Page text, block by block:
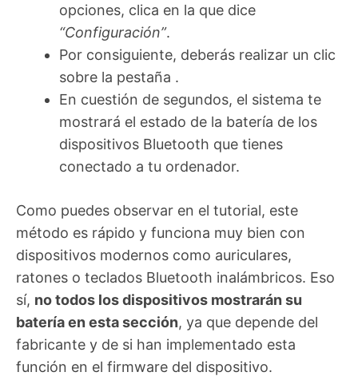
opciones, clica en la que dice
“Configuración”.
Por consiguiente, deberás realizar un clic
sobre la pestaña .
En cuestión de segundos, el sistema te
mostrará el estado de la batería de los
dispositivos Bluetooth que tienes
conectado a tu ordenador.
Como puedes observar en el tutorial, este
método es rápido y funciona muy bien con
dispositivos modernos como auriculares,
ratones o teclados Bluetooth inalámbricos. Eso
sí, no todos los dispositivos mostrarán su
batería en esta sección, ya que depende del
fabricante y de si han implementado esta
función en el firmware del dispositivo.